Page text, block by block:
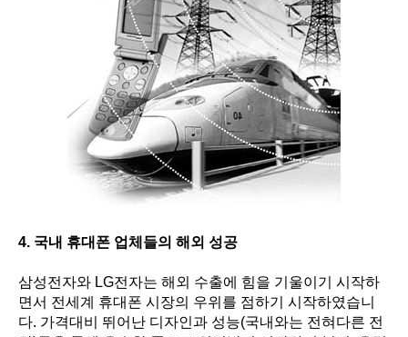
4. 국내 휴대폰 업체들의 해외 성공
삼성전자와 LG전자는 해외 수출에 힘을 기울이기 시작하
면서 전세계 휴대폰 시장의 우위를 점하기 시작하였습니
다. 가격대비 뛰어난 디자인과 성능(국내와는 전혀다른 전